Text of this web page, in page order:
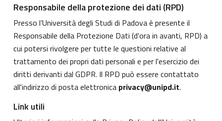
Responsabile della protezione dei dati (RPD)
Presso l’Università degli Studi di Padova è presente il
Responsabile della Protezione Dati (d'ora in avanti, RPD) a
cui potersi rivolgere per tutte le questioni relative al
trattamento dei propri dati personali e per l'esercizio dei
diritti derivanti dal GDPR. Il RPD può essere contattato
all'indirizzo di posta elettronica privacy@unipd.it.
Link utili